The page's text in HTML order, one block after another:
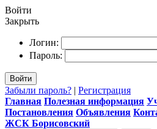
Войти
Закрыть
Логин:
Пароль:
Войти
Забыли пароль? | Регистрация
Главная Полезная информация
Постановления Объявления
ЖСК Борисовский